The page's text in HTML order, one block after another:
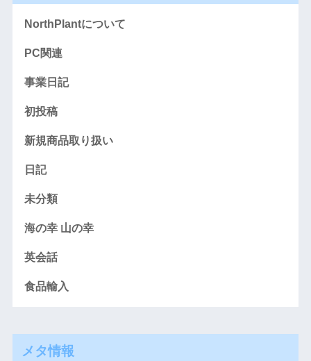
NorthPlantについて
PC関連
事業日記
初投稿
新規商品取り扱い
日記
未分類
海の幸 山の幸
英会話
食品輸入
メタ情報